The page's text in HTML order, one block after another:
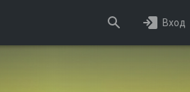
Вход